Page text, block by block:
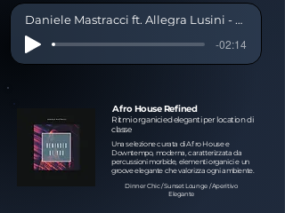
Daniele Mastracci ft. Allegra Lusini - Self Control Retohcb
-02:14
Afro House Refined
Ritmi organici ed eleganti per location di
classe
Una selezione curata di Afro House e
Downtempo, moderna, caratterizzata da
percussioni morbide, elementi organici e un
groove elegante che valorizza ogni ambiente.
Dinner Chic / Sunset Lounge / Aperitivo
Elegante